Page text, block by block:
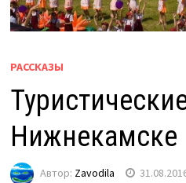
РАССКАЗЫ
Нижнекамске
Автор: Zavodila